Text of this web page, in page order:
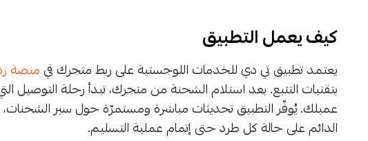
كيف يعمل التطبيق
يعتمد تطبيق تي دي للخدمات اللوجستية على ربط متجرك فيمنصة
بتقنيات التتبع. بعد استلام الشحنة من متجرك، تبدأ رحلة
عميلك. يُوفّر التطبيق تحديثات مباشرة ومستمرّة حول سير
الدائم على حالة كل طرد حتى إتمام عملية التسليم.